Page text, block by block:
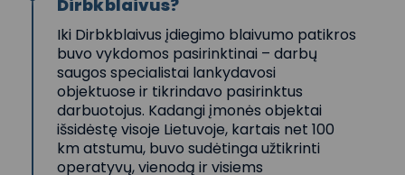
Dirbkblaivus?
Iki Dirbkblaivus įdiegimo blaivumo patikros
buvo vykdomos pasirinktinai – darbų
saugos specialistai lankydavosi
objektuose ir tikrindavo pasirinktus
darbuotojus. Kadangi įmonės objektai
išsidėstę visoje Lietuvoje, kartais net 100
km atstumu, buvo sudėtinga užtikrinti
operatyvų, vienodą ir visiems